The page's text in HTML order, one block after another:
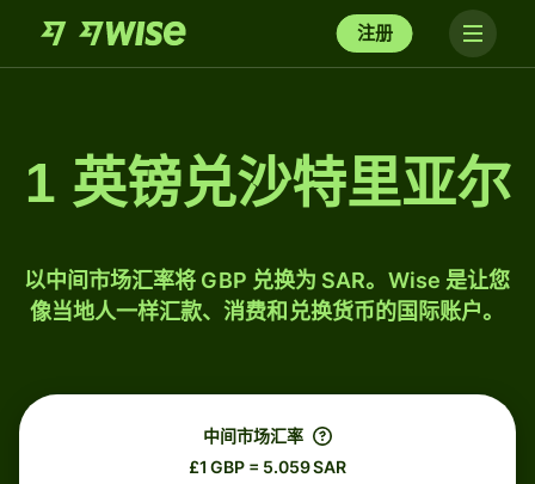
注册
1 英镑兑沙特里亚尔
以中间市场汇率将 GBP 兑换为 SAR。Wise 是让您
像当地人一样汇款、消费和兑换货币的国际账户。
中间市场汇率
£1 GBP = 5.059 SAR